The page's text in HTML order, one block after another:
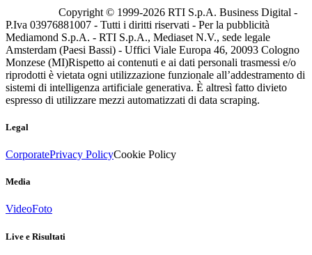
Copyright © 1999-2026 RTI S.p.A. Business Digital -
P.Iva 03976881007 - Tutti i diritti riservati - Per la pubblicità
Mediamond S.p.A. - RTI S.p.A., Mediaset N.V., sede legale
Amsterdam (Paesi Bassi) - Uffici Viale Europa 46, 20093 Cologno
Monzese (MI)Rispetto ai contenuti e ai dati personali trasmessi e/o
riprodotti è vietata ogni utilizzazione funzionale all’addestramento di
sistemi di intelligenza artificiale generativa. È altresì fatto divieto
espresso di utilizzare mezzi automatizzati di data scraping.
Legal
CorporatePrivacy PolicyCookie Policy
Media
VideoFoto
Live e Risultati